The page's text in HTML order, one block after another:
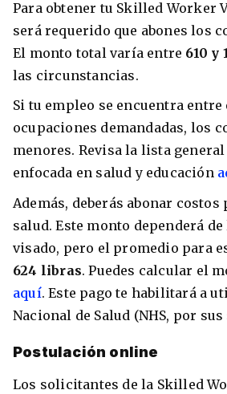
Para obtener tu Skilled Worker
será requerido que abones los
El monto total varía entre 610 y
las circunstancias.
Si tu empleo se encuentra
ocupaciones demandadas, los
menores. Revisa la lista general
enfocada en salud y educación
Además, deberás abonar
salud. Este monto dependerá
visado, pero el promedio para
624 libras. Puedes calcular el
aquí. Este pago te habilitará a
Nacional de Salud (NHS, por
Postulación online
Los solicitantes de la Skilled